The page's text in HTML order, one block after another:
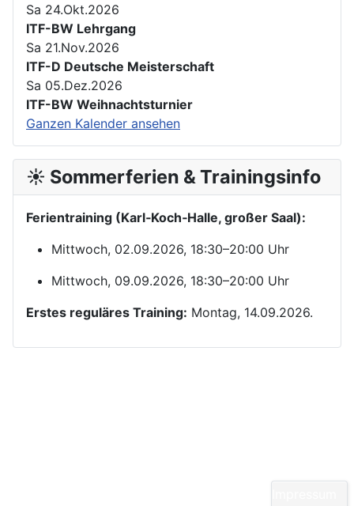
Sa 24.Okt.2026
ITF-BW Lehrgang
Sa 21.Nov.2026
ITF-D Deutsche Meisterschaft
Sa 05.Dez.2026
ITF-BW Weihnachtsturnier
Ganzen Kalender ansehen
☀️ Sommerferien & Trainingsinfo
Ferientraining (Karl‑Koch‑Halle, großer Saal):
Mittwoch, 02.09.2026, 18:30–20:00 Uhr
Mittwoch, 09.09.2026, 18:30–20:00 Uhr
Erstes reguläres Training: Montag, 14.09.2026.